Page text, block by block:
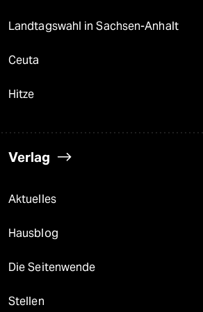
Landtagswahl in Sachsen-Anhalt
Ceuta
Hitze
Verlag
Aktuelles
Hausblog
Die Seitenwende
Stellen